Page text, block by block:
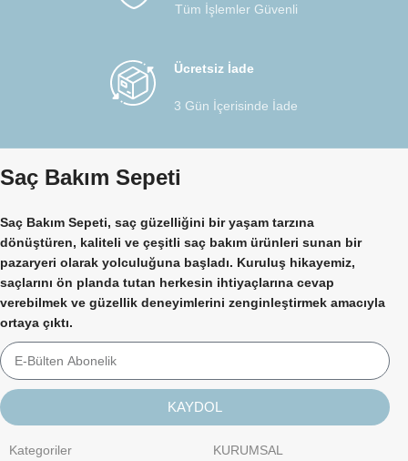
Tüm İşlemler Güvenli
Ücretsiz İade
3 Gün İçerisinde İade
Saç Bakım Sepeti
Saç Bakım Sepeti, saç güzelliğini bir yaşam tarzına
dönüştüren, kaliteli ve çeşitli saç bakım ürünleri sunan bir
pazaryeri olarak yolculuğuna başladı. Kuruluş hikayemiz,
saçlarını ön planda tutan herkesin ihtiyaçlarına cevap
verebilmek ve güzellik deneyimlerini zenginleştirmek amacıyla
ortaya çıktı.
KAYDOL
Kategoriler KURUMSAL